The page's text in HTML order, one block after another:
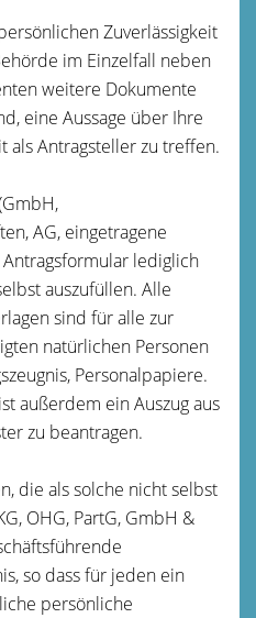
Zuverlässigkeit
im Einzelfall neben
weitere Dokumente
eine Aussage über Ihre
als Antragsteller zu treffen.
AG, eingetragene
lediglich
auszufüllen. Alle
sind für alle zur
natürlichen Personen
Personalpapiere.
außerdem ein Auszug aus
zu beantragen.
die als solche nicht selbst
OHG, PartG, GmbH &
so dass für jeden ein
persönliche